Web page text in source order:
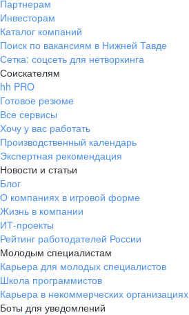
Партнерам
Инвесторам
Каталог компаний
Поиск по вакансиям в Нижней Тавде
Сетка: соцсеть для нетворкинга
Соискателям
hh PRO
Готовое резюме
Все сервисы
Хочу у вас работать
Производственный календарь
Экспертная рекомендация
Новости и статьи
Блог
О компаниях в игровой форме
Жизнь в компании
ИТ-проекты
Рейтинг работодателей России
Молодым специалистам
Карьера для молодых специалистов
Школа программистов
Карьера в некоммерческих организациях
Боты для уведомлений